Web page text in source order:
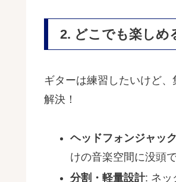
2. どこでも楽しめ
ギターは練習したいけど
解決！
ヘッドフォンジャッ
けの音楽空間に没頭で
分割・軽量設計: ネッ